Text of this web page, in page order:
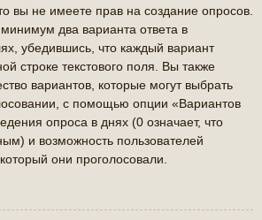
вы не имеете прав на создание опросов.
два варианта ответа в
убедившись, что каждый вариант
строке текстового поля. Вы также
вариантов, которые могут выбрать
с помощью опции «Вариантов
опроса в днях (0 означает, что
и возможность пользователей
они проголосовали.